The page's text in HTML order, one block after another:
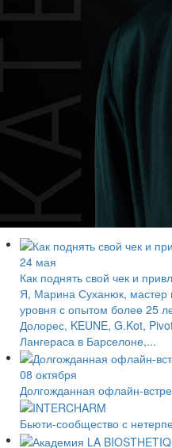
24 мая
Как поднять свой чек и
Я, Марина Суханюк, мастер
уровня с опытом более 25
Долорес, KEUNE, G.Kot,
Лангераса в Барселоне,...
08 октября
Долгожданная офлайн-
Бьюти-сообщество с